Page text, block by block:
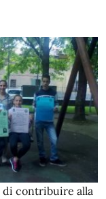
contribuire alla